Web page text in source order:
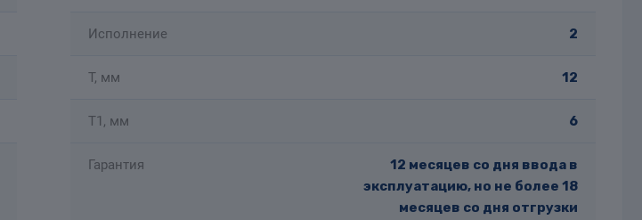
Исполнение 2
T, мм 12
T1, мм 6
Гарантия
12 месяцев со дня ввода в
эксплуатацию, но не более 18
месяцев со дня отгрузки